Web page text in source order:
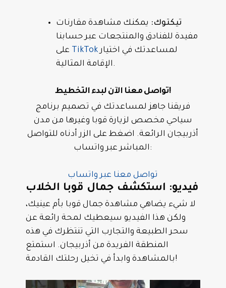
تيكتوك: يمكنك مشاهدة مقارنات
مفيدة للفنادق والمنتجعات عبر حسابنا
TikTokلمساعدتك في اختيار
الإقامة المثالية.
تواصل معنا الآن لبدء التخطيط!
فريقنا جاهز لمساعدتك في تصميم برنامج
سياحي مخصص لزيارة قوبا وغيرها من مدن
أذربيجان الرائعة. اضغط على الزر أدناه للتواصل
المباشر عبر واتساب:
تواصل معنا عبر واتساب
فيديو: استكشف جمال قوبا الخلاب
لا شيء يضاهي مشاهدة جمال قوبا بأم عينيك،
ولكن هذا الفيديو سيعطيك لمحة رائعة عن
سحر الطبيعة والتجارب التي تنتظرك في هذه
المنطقة الفريدة من أذربيجان. استمتع
بالمشاهدة وابدأ في تخيل رحلتك القادمة!